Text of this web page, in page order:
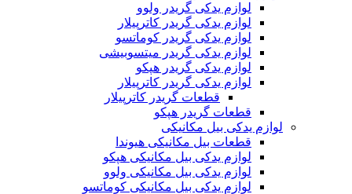
لوازم یدکی گریدر ولوو
لوازم یدکی گریدر کاترپیلار
لوازم یدکی گریدر کوماتسو
لوازم یدکی گریدر میتسوبیشی
لوازم یدکی گریدر هپکو
لوازم یدکی گریدر کاترپیلار
قطعات گریدر کاترپیلار
قطعات گریدر هپکو
لوازم یدکی بیل مکانیکی
قطعات بیل مکانیکی هیوندا
لوازم یدکی بیل مکانیکی هپکو
لوازم یدکی بیل مکانیکی ولوو
لوازم یدکی بیل مکانیکی کوماتسو